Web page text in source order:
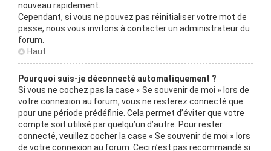
nouveau rapidement.
Cependant, si vous ne pouvez pas réinitialiser votre mot de
passe, nous vous invitons à contacter un administrateur du
forum.
Haut
Pourquoi suis-je déconnecté automatiquement ?
Si vous ne cochez pas la case « Se souvenir de moi » lors de
votre connexion au forum, vous ne resterez connecté que
pour une période prédéfinie. Cela permet d’éviter que votre
compte soit utilisé par quelqu’un d’autre. Pour rester
connecté, veuillez cocher la case « Se souvenir de moi » lors
de votre connexion au forum. Ceci n’est pas recommandé si